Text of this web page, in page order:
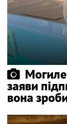
заяви
вона